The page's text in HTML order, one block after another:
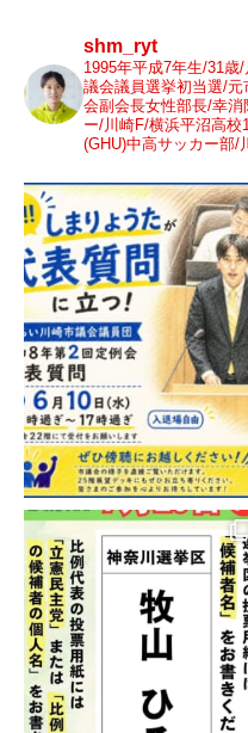
shm_ryt
1995年平成7年生/31歳
議会議員選挙初当選/
会副会長女性部長/幸
ー/川崎F/横浜平沼高
(GHU)中高サッカー部/